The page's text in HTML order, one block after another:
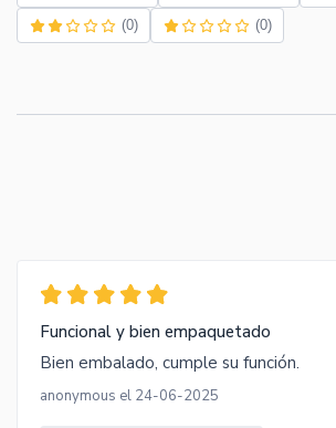
(0) (0)
Funcional y bien empaquetado
Bien embalado, cumple su función.
anonymous el 24-06-2025